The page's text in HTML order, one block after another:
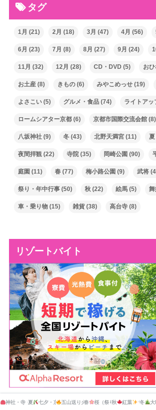
タグ
1月 (21) 2月 (18) 3月 (47) 4月 (56)
6月 (23) 7月 (8) 8月 (27) 9月 (24)
11月 (32) 12月 (28) CD・DVD (5) お
お土産(8) きもの(6) みやこめっせ(19)
よさこい(5) グルメ・食品(74) ライトアッ
ロームシアター京都(6) 京都市国際交流会館(8)
八坂神社(9) 冬(43) 北野天満宮(11) 夏
夜間拝観(22) 寺院(35) 岡崎公園 (90)
庭園 (11) 春(77) 梅小路公園 (9) 武将
祭り・年中行事(50) 秋(22) 絵馬(5)
車・乗り物(15) 雑貨(38) 高台寺(8)
リゾートバイト
神社・寺・公園の市・マーケット
夏 七夕・京の七夕五山送り火・灯籠流し
春 桜（祭り） ライトアップ
秋 紅葉 ライト
冬 大